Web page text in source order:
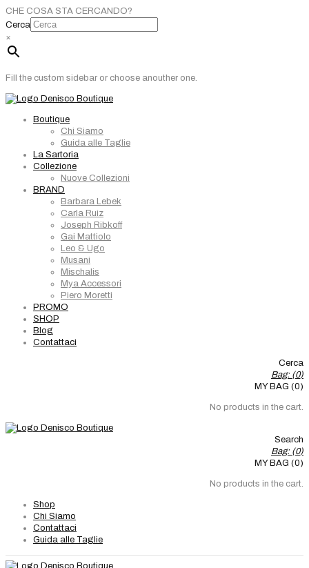
CHE COSA STA CERCANDO?
Cerca
×
Fill the custom sidebar or choose anouther one.
Boutique
Chi Siamo
Guida alle Taglie
La Sartoria
Collezione
Nuove Collezioni
BRAND
Barbara Lebek
Carla Ruiz
Joseph Ribkoff
Gai Mattiolo
Leo & Ugo
Musani
Mischalis
Mya Accessori
Piero Moretti
PROMO
SHOP
Blog
Contattaci
Cerca
Bag: (0)
MY BAG (0)
No products in the cart.
Search
Bag: (0)
MY BAG (0)
No products in the cart.
Shop
Chi Siamo
Contattaci
Guida alle Taglie